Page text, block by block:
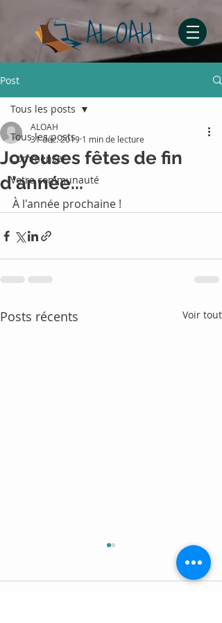
Post
Tous les posts
Commencer
Votre communauté
Tous les posts
Joyeuses fêtes de fin
d'année...
ALOAH
31 déc. 2019 1 min de lecture
À l'année prochaine !
Posts récents Voir tout